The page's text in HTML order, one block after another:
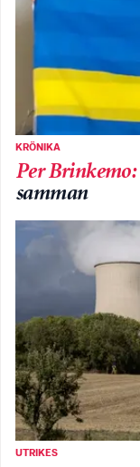
KRÖNIKA
Per Brinkemo:
samman
UTRIKES